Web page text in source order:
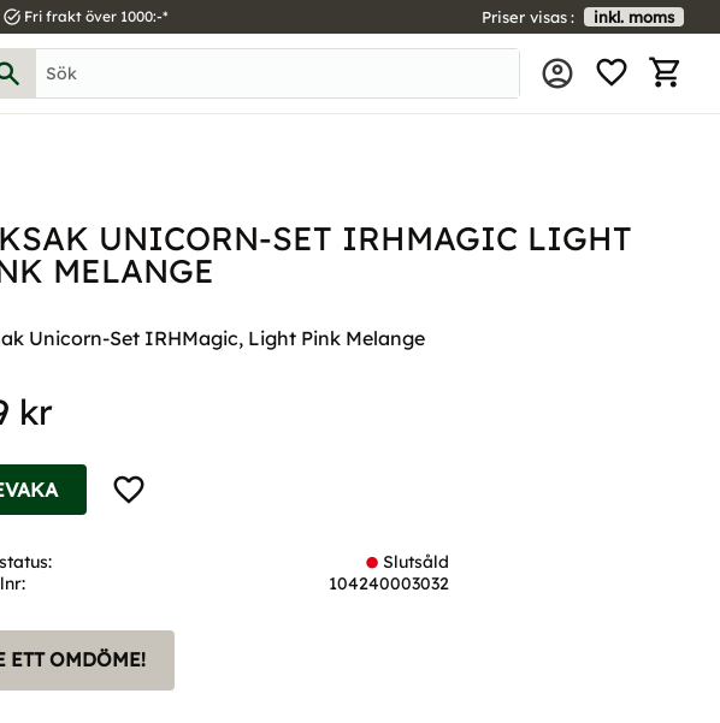
task_alt Fri frakt över 1000:-* Priser visas inkl. moms
UNICORN-SET IRHMAGIC LIGHT
MELANGE
Unicorn-Set IRHMagic, Light Pink Melange
kr
Lägg till i favoriter
Slutsåld
104240003032
ETT OMDÖME!